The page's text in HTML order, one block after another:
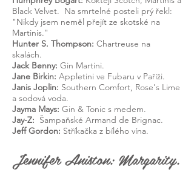
Black Velvet. Na smrtelné posteli prý řekl:
"Nikdy jsem neměl přejít ze skotské na
Martinis."
Hunter S. Thompson: Chartreuse na
skalách.
Jack Benny: Gin Martini.
Jane Birkin: Appletini ve Fubaru v Paříži.
Janis Joplin: Southern Comfort, Rose's Lime
a sodová voda.
Jayma Mays: Gin & Tonic s medem.
Jay-Z: Šampaňské Armand de Brignac.
Jeff Gordon: Stříkačka z bílého vína.
Jennifer Aniston: Margarity.